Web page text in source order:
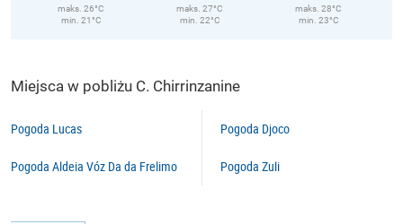
maks. 26°C
min. 21°C
maks. 27°C
min. 22°C
maks. 28°C
min. 23°C
Miejsca w pobliżu C. Chirrinzanine
Pogoda Lucas
Pogoda Aldeia Vóz Da da Frelimo
Pogoda Djoco
Pogoda Zuli